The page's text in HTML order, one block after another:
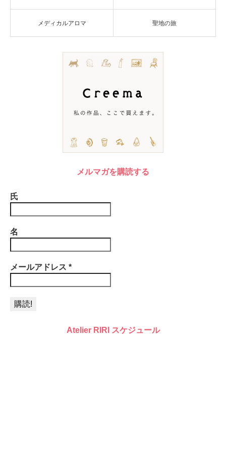
メディカルアロマ 聖地の旅
メルマガを購読する
氏
名
メールアドレス *
Atelier RIRI スケジュール